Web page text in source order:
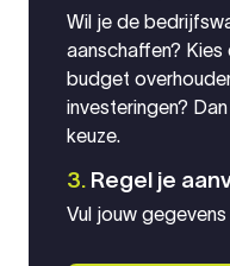
Wil je de
aanschaffen?
budget
investeringen?
keuze.
3. Regel je
Vul jouw